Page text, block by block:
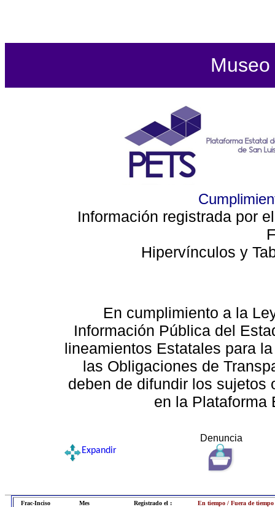
Información registrada por
Hipervínculos y
En cumplimiento a la
Información Pública del
lineamientos Estatales para
las Obligaciones de
deben de difundir los sujetos
en la Plataforma
Denuncia
Expandir
Frac-Inciso Mes Registrado el : En tiempo / Fuera de tiempo